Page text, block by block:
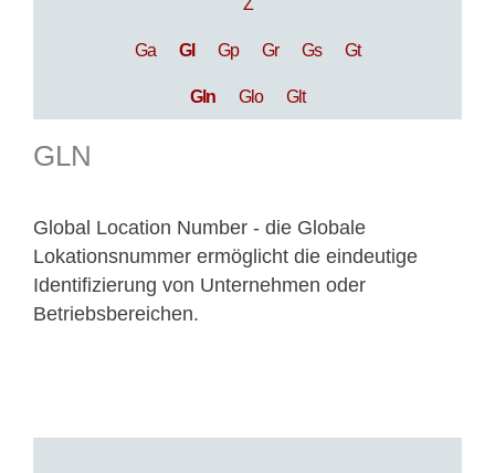
Ga Gl Gp Gr Gs Gt
Gln Glo Glt
GLN
Global Location Number - die Globale
Lokationsnummer ermöglicht die eindeutige
Identifizierung von Unternehmen oder
Betriebsbereichen.